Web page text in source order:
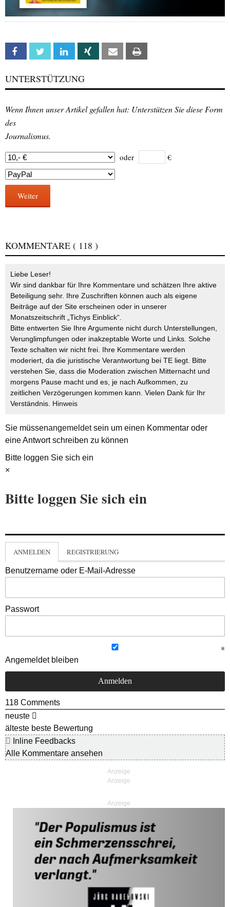
Facebook Twitter Linkedin Xing Email
UNTERSTÜTZUNG
Wenn Ihnen unser Artikel gefallen hat: Unterstützen Sie diese Form
des
Journalismus.
oder €
Weiter
KOMMENTARE ( 118 )
Liebe Leser!
Wir sind dankbar für Ihre Kommentare und schätzen Ihre aktive
Beteiligung sehr. Ihre Zuschriften können auch als eigene
Beiträge auf der Site erscheinen oder in unserer
Monatszeitschrift „Tichys Einblick“.
Bitte entwerten Sie Ihre Argumente nicht durch Unterstellungen,
Verunglimpfungen oder inakzeptable Worte und Links. Solche
Texte schalten wir nicht frei. Ihre Kommentare werden
moderiert, da die juristische Verantwortung bei TE liegt. Bitte
verstehen Sie, dass die Moderation zwischen Mitternacht und
morgens Pause macht und es, je nach Aufkommen, zu
zeitlichen Verzögerungen kommen kann. Vielen Dank für Ihr
Verständnis. Hinweis
Sie müssenangemeldetsein um einen Kommentar oder
eine Antwort schreiben zu können
Bitte loggen Sie sich ein
×
Bitte loggen Sie sich ein
ANMELDEN REGISTRIERUNG
Benutzername oder E-Mail-Adresse
Passwort
Angemeldet bleiben
118 Comments
neuste
älteste beste Bewertung
Inline Feedbacks
Alle Kommentare ansehen
Anzeige